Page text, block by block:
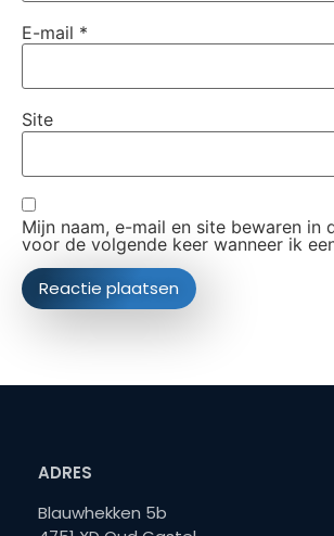
E-mail *
Site
Mijn naam, e-mail en site bewaren in
voor de volgende keer wanneer ik
ADRES
Blauwhekken 5b